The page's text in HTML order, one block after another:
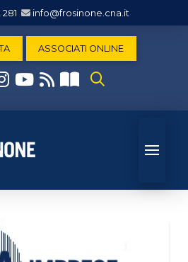
info@frosinone.cna.it
ASSOCIATI ONLINE